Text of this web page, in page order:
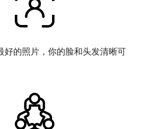
好的照片，你的脸和头发清晰可